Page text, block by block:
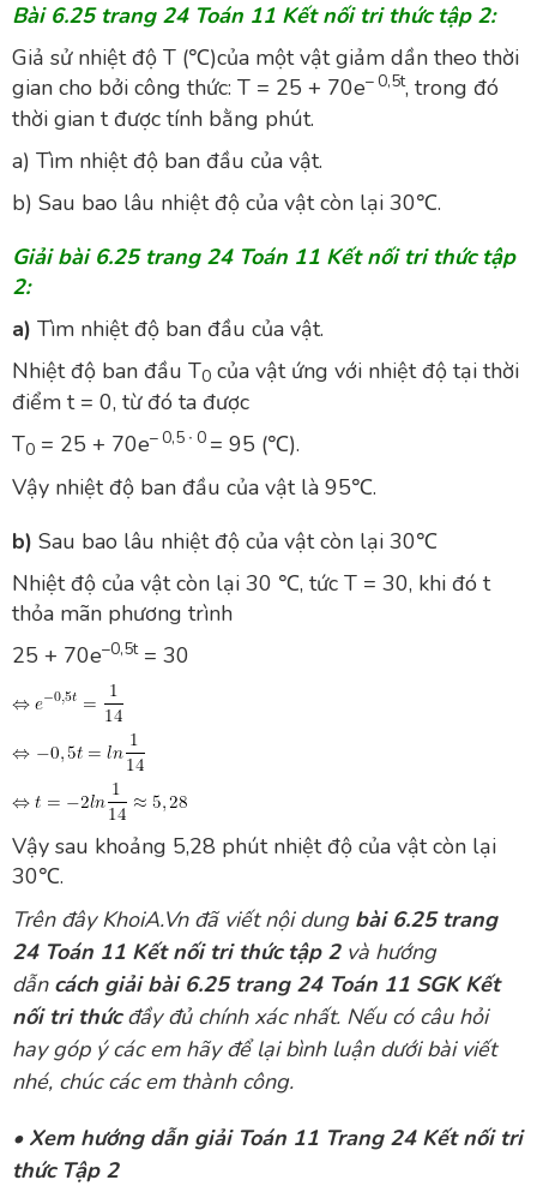
Bài 6.25 trang 24 Toán 11 Kết nối tri thức tập 2:
Giả sử nhiệt độ T (℃)của một vật giảm dần theo thời
gian cho bởi công thức: T = 25 + 70e– 0,5t, trong đó
thời gian t được tính bằng phút.
a) Tìm nhiệt độ ban đầu của vật.
b) Sau bao lâu nhiệt độ của vật còn lại 30℃.
Giải bài 6.25 trang 24 Toán 11 Kết nối tri thức tập
2:
a) Tìm nhiệt độ ban đầu của vật.
Nhiệt độ ban đầu T0 của vật ứng với nhiệt độ tại thời
điểm t = 0, từ đó ta được
T0 = 25 + 70e– 0,5 ∙ 0 = 95 (℃).
Vậy nhiệt độ ban đầu của vật là 95℃.
b) Sau bao lâu nhiệt độ của vật còn lại 30℃
Nhiệt độ của vật còn lại 30 ℃, tức T = 30, khi đó t
thỏa mãn phương trình
25 + 70e–0,5t= 30
Vậy sau khoảng 5,28 phút nhiệt độ của vật còn lại
30℃.
Trên đâyKhoiA.Vnđã viết nội dungbài 6.25 trang
24 Toán 11 Kết nối tri thức tập 2 và hướng
dẫncách giải bài 6.25 trang 24 Toán 11 SGK Kết
nối tri thứcđầy đủ chính xác nhất. Nếu có câu hỏi
hay góp ý các em hãy để lại bình luận dưới bài viết
nhé, chúc các em thành công.
• Xem hướng dẫn giải Toán 11 Trang 24 Kết nối tri
thức Tập 2